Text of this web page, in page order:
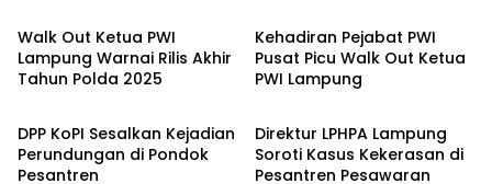
Walk Out Ketua PWI
Lampung Warnai Rilis Akhir
Tahun Polda 2025
Kehadiran Pejabat PWI
Pusat Picu Walk Out Ketua
PWI Lampung
Berita
DPP KoPI Sesalkan Kejadian
Perundungan di Pondok
Pesantren
Berita
Direktur LPHPA Lampung
Soroti Kasus Kekerasan di
Pesantren Pesawaran